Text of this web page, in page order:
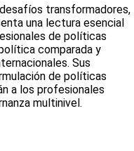
transformadores,
una lectura esencial
de políticas
comparada y
Sus
de políticas
a los profesionales
multinivel.